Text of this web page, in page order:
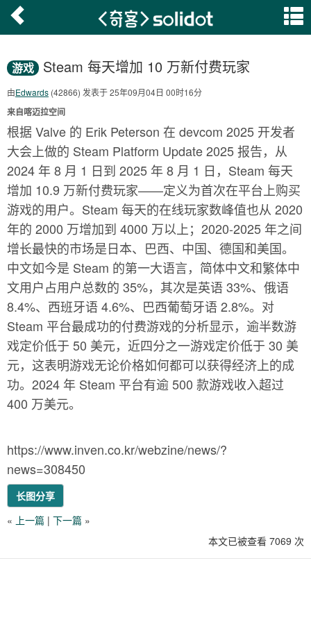
游戏 Steam 每天增加 10 万新付费玩家
由Edwards (42866) 发表于 25年09月04日 00时16分
来自喀迈拉空间
根据 Valve 的 Erik Peterson 在 devcom 2025 开发者
大会上做的 Steam Platform Update 2025 报告，从
2024 年 8 月 1 日到 2025 年 8 月 1 日，Steam 每天
增加 10.9 万新付费玩家——定义为首次在平台上购买
游戏的用户。Steam 每天的在线玩家数峰值也从 2020
年的 2000 万增加到 4000 万以上；2020-2025 年之间
增长最快的市场是日本、巴西、中国、德国和美国。
中文如今是 Steam 的第一大语言，简体中文和繁体中
文用户占用户总数的 35%，其次是英语 33%、俄语
8.4%、西班牙语 4.6%、巴西葡萄牙语 2.8%。对
Steam 平台最成功的付费游戏的分析显示，逾半数游
戏定价低于 50 美元，近四分之一游戏定价低于 30 美
元，这表明游戏无论价格如何都可以获得经济上的成
功。2024 年 Steam 平台有逾 500 款游戏收入超过
400 万美元。
https://www.inven.co.kr/webzine/news/?
news=308450
长图分享
« 上一篇 | 下一篇 »
本文已被查看 7069 次